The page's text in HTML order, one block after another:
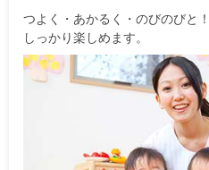
つよく・あかるく・のびのびと
しっかり楽しめます。